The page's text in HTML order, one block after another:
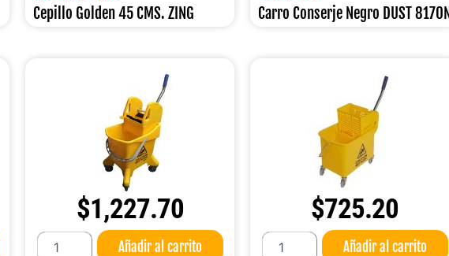
Cepillo Golden 45 CMS. ZING Carro Conserje Negro DUST
$1,227.70
Cubeta
C/Exprimidor
Añadir al carrito
$725.20
Cubeta
c/Exprimidor
Añadir al carrito